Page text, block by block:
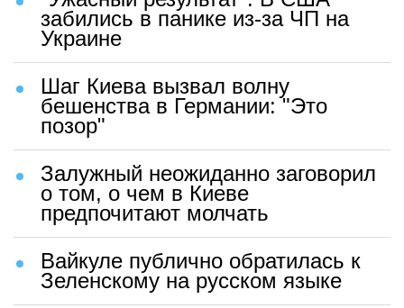
забились в панике из-за ЧП на
Украине
Шаг Киева вызвал волну
бешенства в Германии: "Это
позор"
Залужный неожиданно заговорил
о том, о чем в Киеве
предпочитают молчать
Вайкуле публично обратилась к
Зеленскому на русском языке